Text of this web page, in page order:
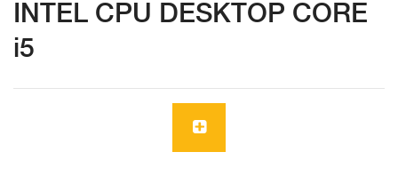
INTEL CPU DESKTOP CORE
i5